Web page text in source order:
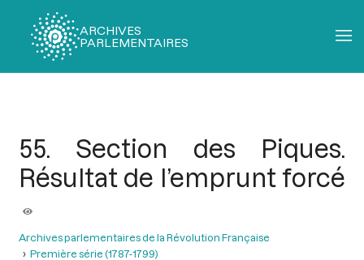
ARCHIVES
PARLEMENTAIRES
55. Section des Piques.
Résultat de l’emprunt forcé
Archives parlementaires de la Révolution Française
Première série (1787-1799)